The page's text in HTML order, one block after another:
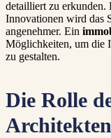
detailliert zu erkunden.
Innovationen wird das
angenehmer. Ein
Möglichkeiten, um die
zu gestalten.
Die Rolle